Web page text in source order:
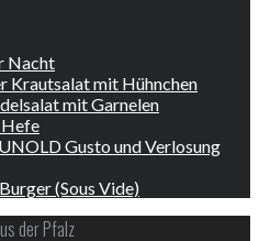
Nacht
Krautsalat mit Hühnchen
mit Garnelen
Hefe
Gusto und Verlosung
(Sous Vide)
der Pfalz